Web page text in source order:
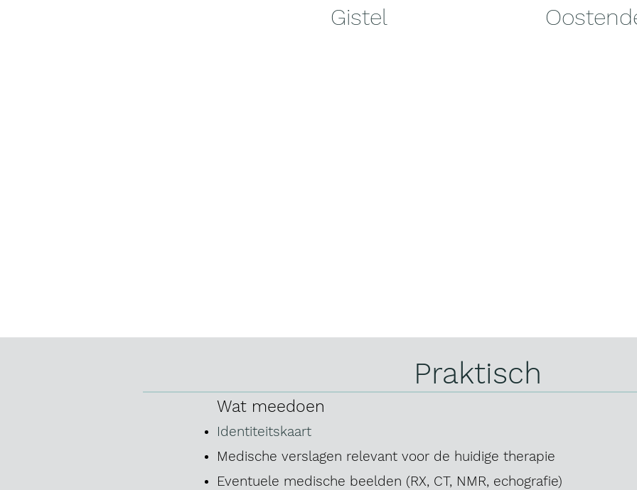
Gistel
Praktisch
Wat meedoen
Identiteitskaart
Medische verslagen relevant voor de huidige therapie
Eventuele medische beelden (RX, CT, NMR, echografie)